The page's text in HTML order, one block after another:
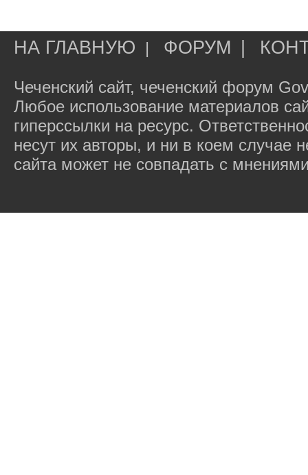
НА ГЛАВНУЮ | ФОРУМ
Чеченский сайт, чеченский форум
Любое использование материалов
гиперссылки на ресурс.
несут их авторы, и ни в коем случае
сайта может не совпадать с